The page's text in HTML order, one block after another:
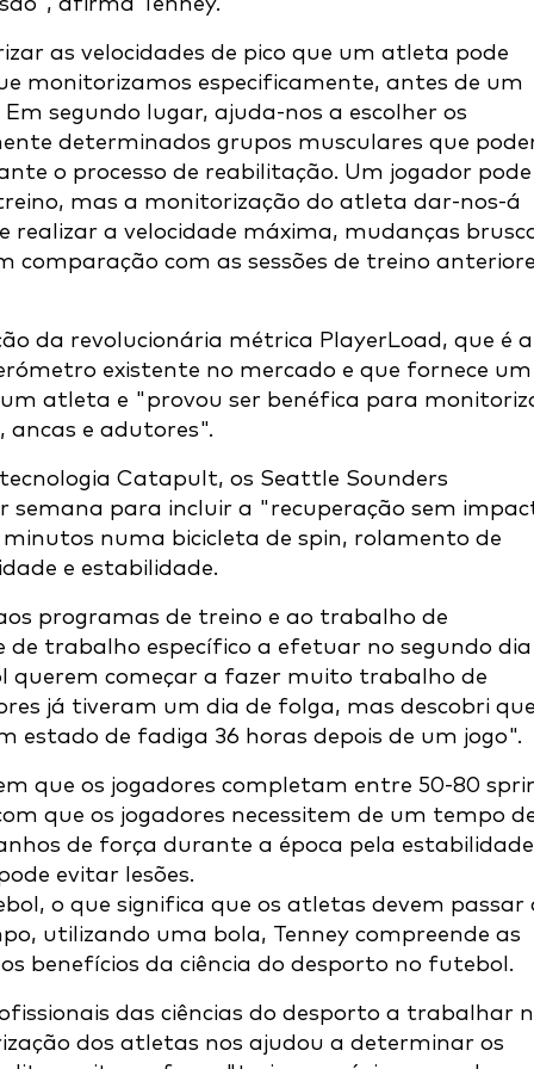
as velocidades de pico que um atleta pode
monitorizamos especificamente, antes de um
segundo lugar, ajuda-nos a escolher os
determinados grupos musculares que
o processo de reabilitação. Um jogador pode
mas a monitorização do atleta dar-nos-á
a velocidade máxima, mudanças
com as sessões de treino
da revolucionária métrica PlayerLoad, que é a
existente no mercado e que fornece um
atleta e "provou ser benéfica para
ancas e adutores".
Catapult, os Seattle Sounders
semana para incluir a "recuperação sem
numa bicicleta de spin, rolamento de
e estabilidade.
programas de treino e ao trabalho de
de trabalho específico a efetuar no segundo dia
querem começar a fazer muito trabalho de
já tiveram um dia de folga, mas descobri
estado de fadiga 36 horas depois de um jogo".
que os jogadores completam entre 50-80
que os jogadores necessitem de um tempo
de força durante a época pela estabilidade
evitar lesões.
o que significa que os atletas devem passar
utilizando uma bola, Tenney compreende as
benefícios da ciência do desporto no futebol.
das ciências do desporto a trabalhar
dos atletas nos ajudou a determinar os